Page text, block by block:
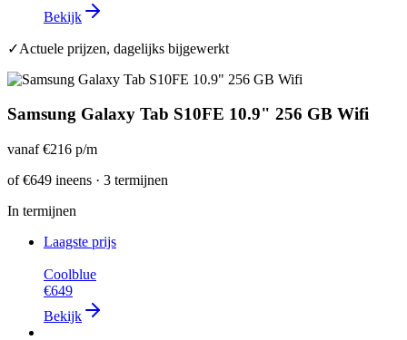
Bekijk
✓Actuele prijzen, dagelijks bijgewerkt
Samsung Galaxy Tab S10FE 10.9" 256 GB Wifi
vanaf€216 p/m
of€649 ineens · 3 termijnen
In termijnen
Laagste prijs
Coolblue
€649
Bekijk